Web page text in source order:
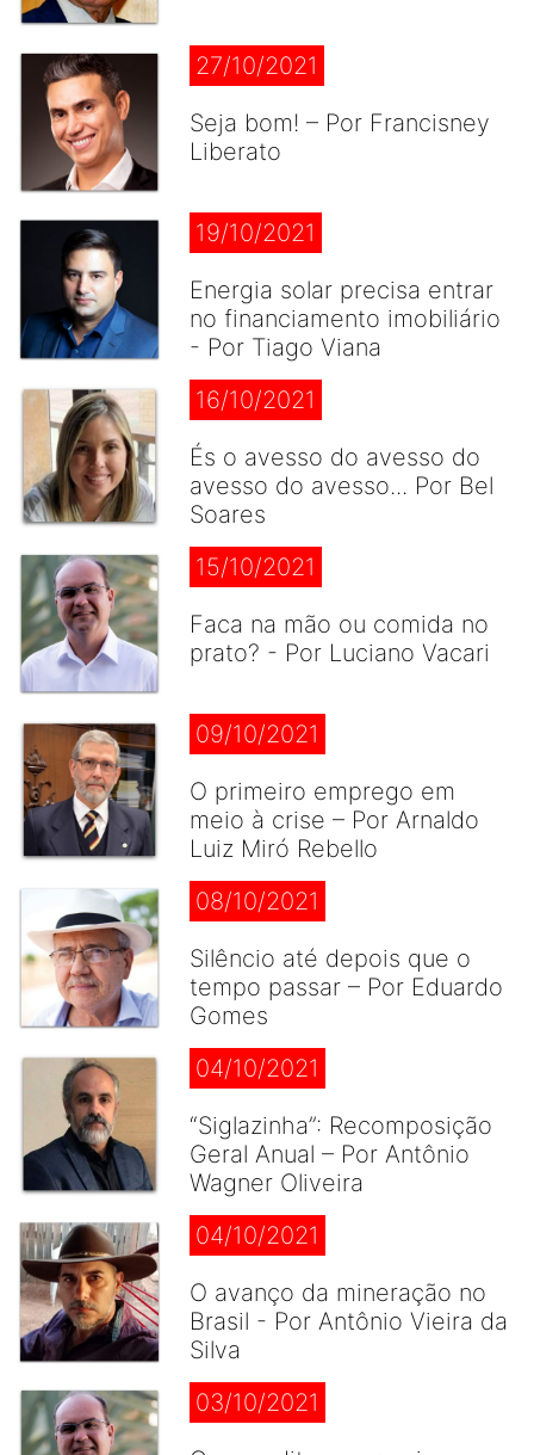
27/10/2021
Seja bom! – Por Francisney
Liberato
19/10/2021
Energia solar precisa entrar
no financiamento imobiliário
- Por Tiago Viana
16/10/2021
És o avesso do avesso do
avesso do avesso... Por Bel
Soares
15/10/2021
Faca na mão ou comida no
prato? - Por Luciano Vacari
09/10/2021
O primeiro emprego em
meio à crise – Por Arnaldo
Luiz Miró Rebello
08/10/2021
Silêncio até depois que o
tempo passar – Por Eduardo
Gomes
04/10/2021
“Siglazinha”: Recomposição
Geral Anual – Por Antônio
Wagner Oliveira
04/10/2021
O avanço da mineração no
Brasil - Por Antônio Vieira da
Silva
03/10/2021